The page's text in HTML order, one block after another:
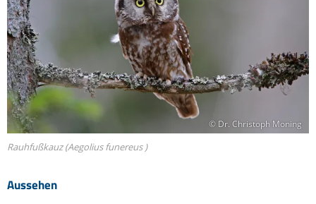
Aussehen
© Dr. Christoph Moning
Rauhfußkauz (Aegolius funereus )